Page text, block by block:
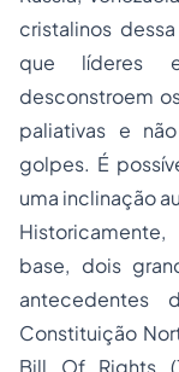
cristalinos
que líderes
desconstroem
paliativas e
golpes. É
uma inclinação
base, dois
antecedentes
Constituição